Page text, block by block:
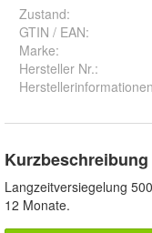
Zustand:
GTIN / EAN:
Marke:
Hersteller Nr.:
Herstellerinformationen
Kurzbeschreibung
Langzeitversiegelung
12 Monate.